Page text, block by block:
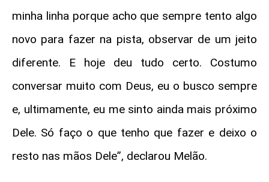
minha linha porque acho que sempre tento algo
novo para fazer na pista, observar de um jeito
diferente. E hoje deu tudo certo. Costumo
conversar muito com Deus, eu o busco sempre
e, ultimamente, eu me sinto ainda mais próximo
Dele. Só faço o que tenho que fazer e deixo o
resto nas mãos Dele”, declarou Melão.